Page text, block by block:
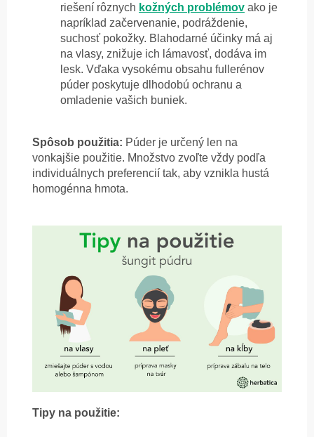
riešení rôznych kožných problémov ako je
napríklad začervenanie, podráždenie,
suchosť pokožky. Blahodarné účinky má aj
na vlasy, znižuje ich lámavosť, dodáva im
lesk. Vďaka vysokému obsahu fullerénov
púder poskytuje dlhodobú ochranu a
omladenie vašich buniek.
Spôsob použitia: Púder je určený len na
vonkajšie použitie. Množstvo zvoľte vždy podľa
individuálnych preferencií tak, aby vznikla hustá
homogénna hmota.
Tipy na použitie: